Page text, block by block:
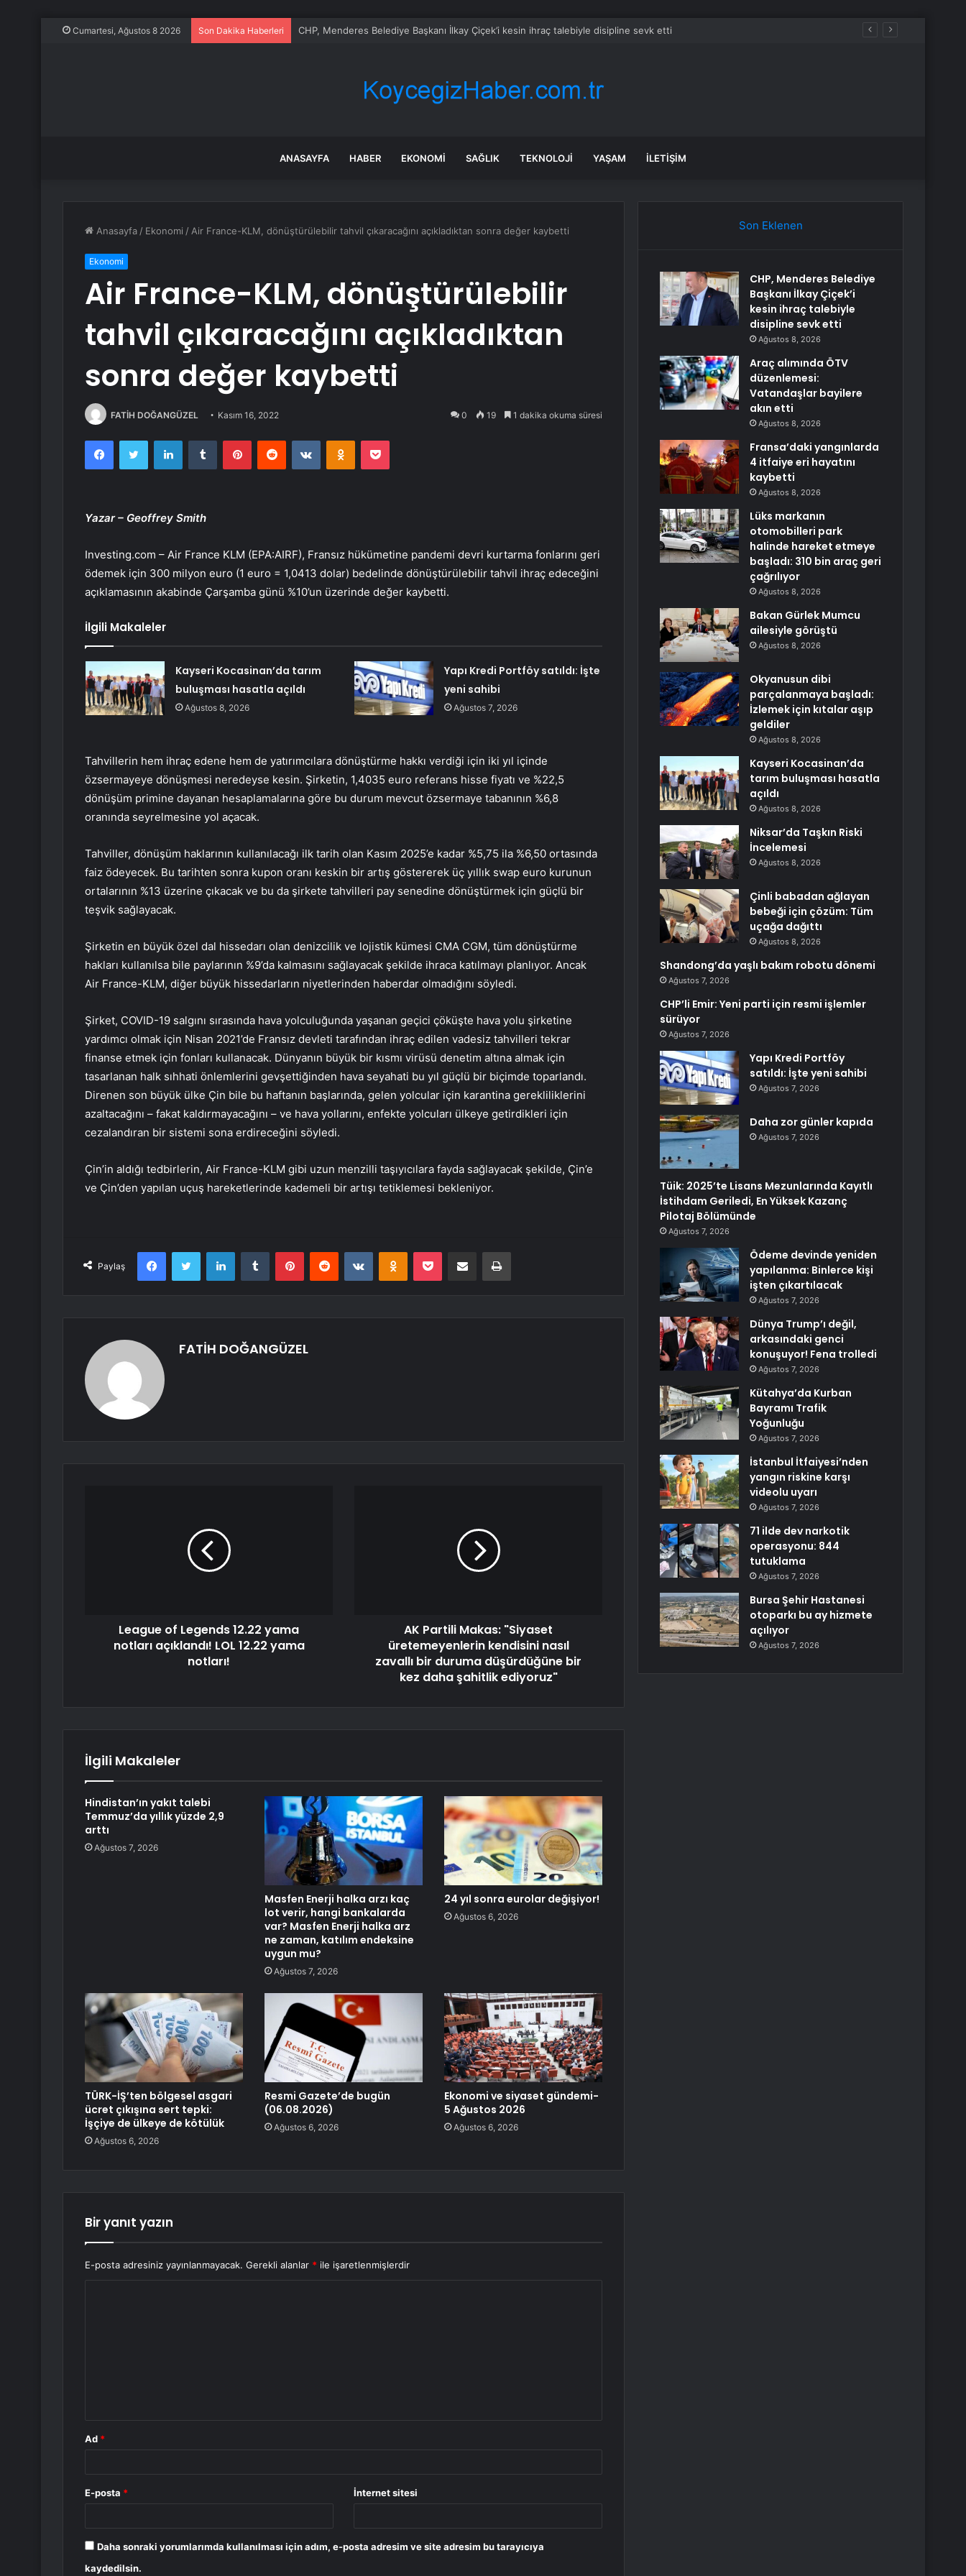
Cumartesi, Ağustos 8 2026 Son Dakika Haberleri Araç alımında ÖTV düzenlemesi: Vatandaşlar bayilere akın etti
ANASAYFA HABER EKONOMI SAĞLIK TEKNOLOJI YAŞAM İLETIŞIM
Anasayfa / Ekonomi / Air France-KLM, dönüştürülebilir tahvil çıkaracağını açıkladıktan sonra değer kaybetti
Ekonomi
Air France-KLM, dönüştürülebilir
tahvil çıkaracağını açıkladıktan
sonra değer kaybetti
FATİH DOĞANGÜZEL Kasım 16, 2022 0 19 1 dakika okuma süresi
FacebookTwitter LinkedInTumblr PinterestReddit VKontakteOdnoklassniki
Pocket
Yazar – Geoffrey Smith
Investing.com – Air France KLM (EPA:AIRF), Fransız hükümetine pandemi devri kurtarma fonlarını geri
ödemek için 300 milyon euro (1 euro = 1,0413 dolar) bedelinde dönüştürülebilir tahvil ihraç edeceğini
açıklamasının akabinde Çarşamba günü %10’un üzerinde değer kaybetti.
İlgili Makaleler
Kayseri Kocasinan’da tarım
buluşması hasatla açıldı
Ağustos 8, 2026
Yapı Kredi Portföy satıldı: İşte
yeni sahibi
Ağustos 7, 2026
Tahvillerin hem ihraç edene hem de yatırımcılara dönüştürme hakkı verdiği için iki yıl içinde
özsermayeye dönüşmesi neredeyse kesin. Şirketin, 1,4035 euro referans hisse fiyatı ve %22,5
dönüşüm primine dayanan hesaplamalarına göre bu durum mevcut özsermaye tabanının %6,8
oranında seyrelmesine yol açacak.
Tahviller, dönüşüm haklarının kullanılacağı ilk tarih olan Kasım 2025’e kadar %5,75 ila %6,50 ortasında
faiz ödeyecek. Bu tarihten sonra kupon oranı keskin bir artış göstererek üç yıllık swap euro kurunun
ortalarının %13 üzerine çıkacak ve bu da şirkete tahvilleri pay senedine dönüştürmek için güçlü bir
teşvik sağlayacak.
Şirketin en büyük özel dal hissedarı olan denizcilik ve lojistik kümesi CMA CGM, tüm dönüştürme
hakları kullanılsa bile paylarının %9’da kalmasını sağlayacak şekilde ihraca katılmayı planlıyor. Ancak
Air France-KLM, diğer büyük hissedarların niyetlerinden haberdar olmadığını söyledi.
Şirket, COVID-19 salgını sırasında hava yolculuğunda yaşanan geçici çöküşte hava yolu şirketine
yardımcı olmak için Nisan 2021’de Fransız devleti tarafından ihraç edilen vadesiz tahvilleri tekrar
finanse etmek için fonları kullanacak. Dünyanın büyük bir kısmı virüsü denetim altına almak için
tasarlanan halk sıhhati önlemlerini gevşettiğinden hava seyahati bu yıl güçlü bir biçimde toparlandı.
Direnen son büyük ülke Çin bile bu haftanın başlarında, gelen yolcular için karantina gerekliliklerini
azaltacağını – fakat kaldırmayacağını – ve hava yollarını, enfekte yolcuları ülkeye getirdikleri için
cezalandıran bir sistemi sona erdireceğini söyledi.
Çin’in aldığı tedbirlerin, Air France-KLM gibi uzun menzilli taşıyıcılara fayda sağlayacak şekilde, Çin’e
ve Çin’den yapılan uçuş hareketlerinde kademeli bir artışı tetiklemesi bekleniyor.
Paylaş
FacebookTwitter LinkedInTumblr PinterestReddit VKontakteOdnoklassniki
Pocket E-Posta ile paylaş Yazdır
FATİH DOĞANGÜZEL
League of Legends 12.22 yama
notları açıklandı! LOL 12.22 yama
notları!
AK Partili Makas: "Siyaset
üretemeyenlerin kendisini nasıl
zavallı bir duruma düşürdüğüne bir
kez daha şahitlik ediyoruz"
İlgili Makaleler
Hindistan’ın yakıt talebi
Temmuz’da yıllık yüzde 2,9
arttı
Ağustos 7, 2026
Masfen Enerji halka arzı kaç
lot verir, hangi bankalarda
var? Masfen Enerji halka arz
ne zaman, katılım endeksine
uygun mu?
Ağustos 7, 2026
24 yıl sonra eurolar değişiyor!
Ağustos 6, 2026
TÜRK-İŞ’ten bölgesel asgari
ücret çıkışına sert tepki:
İşçiye de ülkeye de kötülük
Ağustos 6, 2026
Resmi Gazete’de bugün
(06.08.2026)
Ağustos 6, 2026
Ekonomi ve siyaset gündemi-
5 Ağustos 2026
Ağustos 6, 2026
Bir yanıt yazın
E-posta adresiniz yayınlanmayacak. Gerekli alanlar * ile işaretlenmişlerdir
Ad *
E-posta * İnternet sitesi
Daha sonraki yorumlarımda kullanılması için adım, e-posta adresim ve site adresim bu tarayıcıya
kaydedilsin.
Son Eklenen
CHP, Menderes Belediye
Başkanı İlkay Çiçek’i
kesin ihraç talebiyle
disipline sevk etti
Ağustos 8, 2026
Araç alımında ÖTV
düzenlemesi:
Vatandaşlar bayilere
akın etti
Ağustos 8, 2026
Fransa’daki yangınlarda
4 itfaiye eri hayatını
kaybetti
Ağustos 8, 2026
Lüks markanın
otomobilleri park
halinde hareket etmeye
başladı: 310 bin araç geri
çağrılıyor
Ağustos 8, 2026
Bakan Gürlek Mumcu
ailesiyle görüştü
Ağustos 8, 2026
Okyanusun dibi
parçalanmaya başladı:
İzlemek için kıtalar aşıp
geldiler
Ağustos 8, 2026
Kayseri Kocasinan’da
tarım buluşması hasatla
açıldı
Ağustos 8, 2026
Niksar’da Taşkın Riski
İncelemesi
Ağustos 8, 2026
Çinli babadan ağlayan
bebeği için çözüm: Tüm
uçağa dağıttı
Ağustos 8, 2026
Shandong’da yaşlı bakım robotu dönemi
Ağustos 7, 2026
CHP’li Emir: Yeni parti için resmi işlemler
sürüyor
Ağustos 7, 2026
Yapı Kredi Portföy
satıldı: İşte yeni sahibi
Ağustos 7, 2026
Daha zor günler kapıda
Ağustos 7, 2026
Tüik: 2025’te Lisans Mezunlarında Kayıtlı
İstihdam Geriledi, En Yüksek Kazanç
Pilotaj Bölümünde
Ağustos 7, 2026
Ödeme devinde yeniden
yapılanma: Binlerce kişi
işten çıkartılacak
Ağustos 7, 2026
Dünya Trump’ı değil,
arkasındaki genci
konuşuyor! Fena trolledi
Ağustos 7, 2026
Kütahya’da Kurban
Bayramı Trafik
Yoğunluğu
Ağustos 7, 2026
İstanbul İtfaiyesi’nden
yangın riskine karşı
videolu uyarı
Ağustos 7, 2026
71 ilde dev narkotik
operasyonu: 844
tutuklama
Ağustos 7, 2026
Bursa Şehir Hastanesi
otoparkı bu ay hizmete
açılıyor
Ağustos 7, 2026